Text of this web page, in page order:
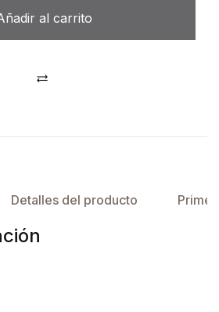
al carrito
Detalles del producto